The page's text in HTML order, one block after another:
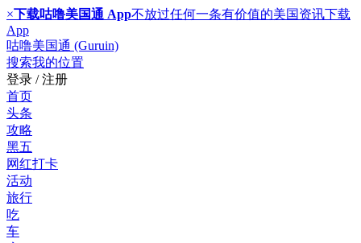
×下载咕噜美国通 App不放过任何一条有价值的美国资讯下载
App
咕噜美国通 (Guruin)
搜索我的位置
登录 / 注册
首页
头条
攻略
黑五
网红打卡
活动
旅行
吃
车